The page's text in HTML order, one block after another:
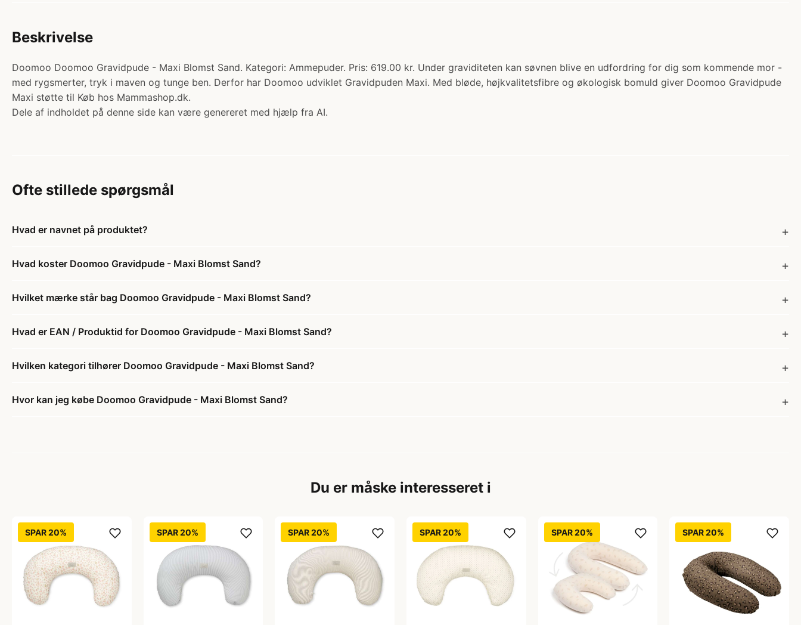
Beskrivelse
Doomoo Doomoo Gravidpude - Maxi Blomst Sand. Kategori: Ammepuder. Pris: 619.00 kr. Under graviditeten kan søvnen blive en udfordring for dig som kommende mor -
med rygsmerter, tryk i maven og tunge ben. Derfor har Doomoo udviklet Gravidpuden Maxi. Med bløde, højkvalitetsfibre og økologisk bomuld giver Doomoo Gravidpude
Maxi støtte til Køb hos Mammashop.dk.
Dele af indholdet på denne side kan være genereret med hjælp fra AI.
Ofte stillede spørgsmål
Hvad er navnet på produktet?
Hvad koster Doomoo Gravidpude - Maxi Blomst Sand?
Hvilket mærke står bag Doomoo Gravidpude - Maxi Blomst Sand?
Hvad er EAN / Produktid for Doomoo Gravidpude - Maxi Blomst Sand?
Hvilken kategori tilhører Doomoo Gravidpude - Maxi Blomst Sand?
Hvor kan jeg købe Doomoo Gravidpude - Maxi Blomst Sand?
Du er måske interesseret i
SPAR 20% SPAR 20% SPAR 20% SPAR 20% SPAR 20% SPAR 20%